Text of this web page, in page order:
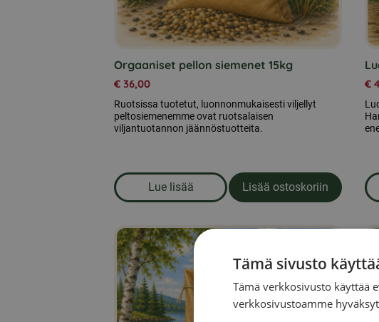
Orgaaniset pellon siemenet 15kg
€ 36,00
Ruotsissa tuotetut, luonnonmukaisesti viljellyt
peltosiemenemme ovat ruotsalaisen
viljantuotannon jäännöstuotteita.
Lue lisää
om produkten Orgaaniset pellon siemenet
Lisää ostoskoriin
€
on
Tämä sivusto
Tämä verkkosivusto käyttää
verkkosivustoamme